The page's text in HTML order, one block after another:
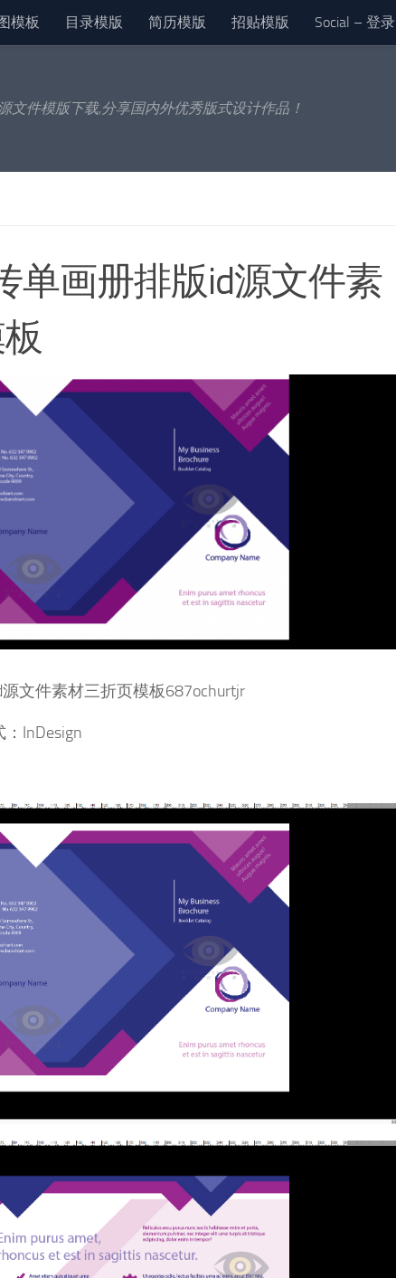
模板 目录模版 简历模版 招贴模版 Social – 登录
文件模版下载,分享国内外优秀版式设计作品！
单画册排版id源文件素
文件素材三折页模板687ochurtjr
InDesign